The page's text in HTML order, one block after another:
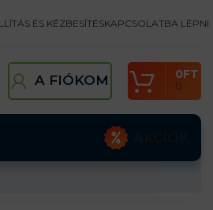
ÉS KÉZBESÍTÉSKAPCSOLATBA LÉPNI
A FIÓKOM 0
0FT